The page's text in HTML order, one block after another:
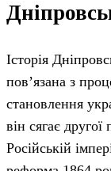
Історія
пов’язана з
становлення
він сягає
Російській